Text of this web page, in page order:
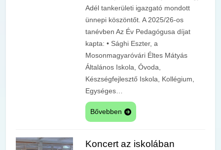
Adél tankerületi igazgató mondott
ünnepi köszöntőt. A 2025/26-os
tanévben Az Év Pedagógusa díjat
kapta: • Sághi Eszter, a
Mosonmagyaróvári Éltes Mátyás
Általános Iskola, Óvoda,
Készségfejlesztő Iskola, Kollégium,
Egységes…
Bővebben
Koncert az iskolában